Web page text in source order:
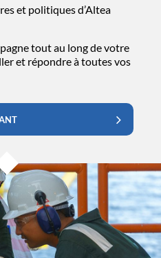
et politiques d’Altea
tout au long de votre
et répondre à toutes vos